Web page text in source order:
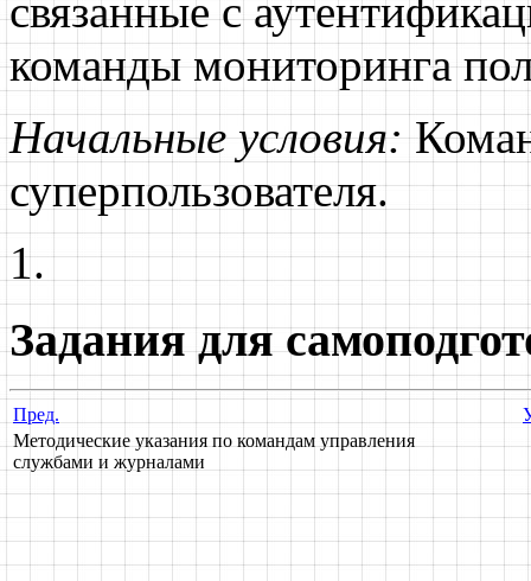
связанные с
команды мониторинга
Начальные условия:
суперпользователя.
Задания для
Пред.
Методические указания по командам управления
службами и журналами